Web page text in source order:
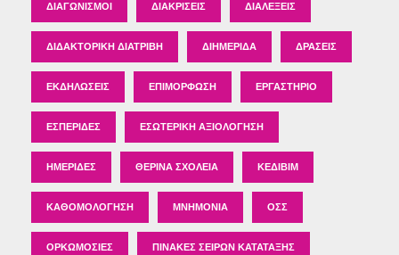
ΔΙΑΓΩΝΙΣΜΟΊ ΔΙΑΚΡΊΣΕΙΣ ΔΙΑΛΈΞΕΙΣ
ΔΙΔΑΚΤΟΡΙΚΉ ΔΙΑΤΡΙΒΉ ΔΙΗΜΕΡΊΔΑ ΔΡΆΣΕΙΣ
ΕΚΔΗΛΏΣΕΙΣ ΕΠΙΜΌΡΦΩΣΗ ΕΡΓΑΣΤΉΡΙΟ
ΕΣΠΕΡΊΔΕΣ ΕΣΩΤΕΡΙΚΉ ΑΞΙΟΛΌΓΗΣΗ
ΗΜΕΡΊΔΕΣ ΘΕΡΙΝΆ ΣΧΟΛΕΊΑ ΚΕΔΙΒΙΜ
ΚΑΘΟΜΟΛΌΓΗΣΗ ΜΝΗΜΌΝΙΑ ΟΣΣ
ΟΡΚΩΜΟΣΊΕΣ ΠΊΝΑΚΕΣ ΣΕΙΡΏΝ ΚΑΤΆΤΑΞΗΣ